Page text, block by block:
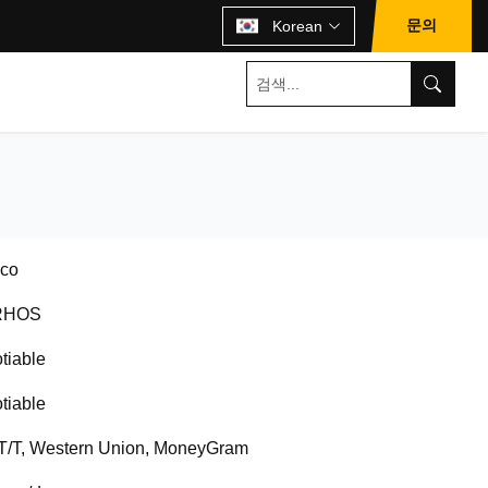
Korean 문의
T, Western Union, MoneyGram